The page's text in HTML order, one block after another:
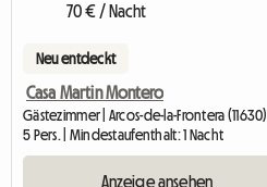
70 € / Nacht
Neu entdeckt
Casa Martin Montero
Gästezimmer | Arcos-de-la-Frontera (11630)
5 Pers. | Mindestaufenthalt: 1 Nacht
Anzeige ansehen